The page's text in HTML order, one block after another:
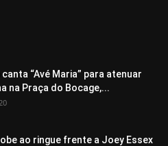
“Avé Maria” para atenuar
na Praça do Bocage,...
ao ringue frente a Joey Essex